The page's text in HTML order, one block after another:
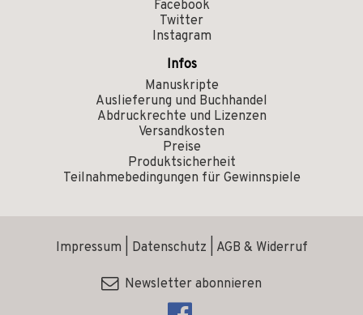
Facebook
Twitter
Instagram
Infos
Manuskripte
Auslieferung und Buchhandel
Abdruckrechte und Lizenzen
Versandkosten
Preise
Produktsicherheit
Teilnahmebedingungen für Gewinnspiele
Impressum Datenschutz AGB & Widerruf
Newsletter abonnieren